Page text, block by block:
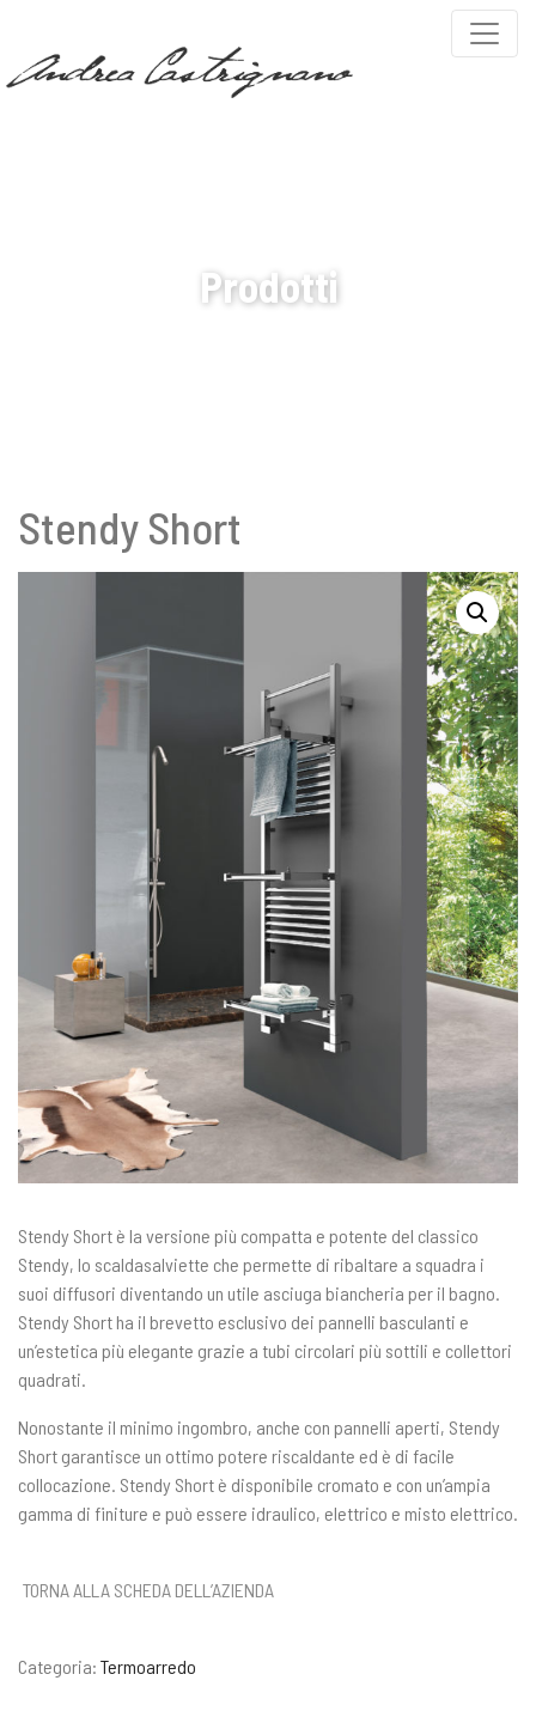
Prodotti
Stendy Short
Stendy Short è la versione più compatta e potente del classico
Stendy, lo scaldasalviette che permette di ribaltare a squadra i
suoi diffusori diventando un utile asciuga biancheria per il bagno.
Stendy Short ha il brevetto esclusivo dei pannelli basculanti e
un’estetica più elegante grazie a tubi circolari più sottili e collettori
quadrati.
Nonostante il minimo ingombro, anche con pannelli aperti, Stendy
Short garantisce un ottimo potere riscaldante ed è di facile
collocazione. Stendy Short è disponibile cromato e con un’ampia
gamma di finiture e può essere idraulico, elettrico e misto elettrico.
TORNA ALLA SCHEDA DELL’AZIENDA
Categoria: Termoarredo